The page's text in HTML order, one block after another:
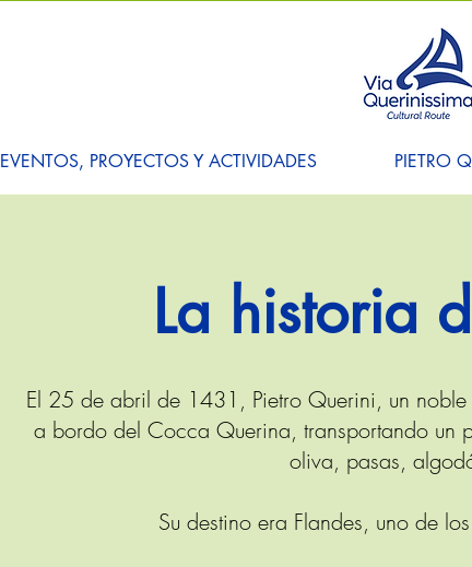
EVENTOS, PROYECTOS Y ACTIVIDADES PIETRO
La historia
El 25 de abril de 1431, Pietro Querini, un
a bordo del Cocca Querina, transportando un
oliva, pasas,
Su destino era Flandes, uno de